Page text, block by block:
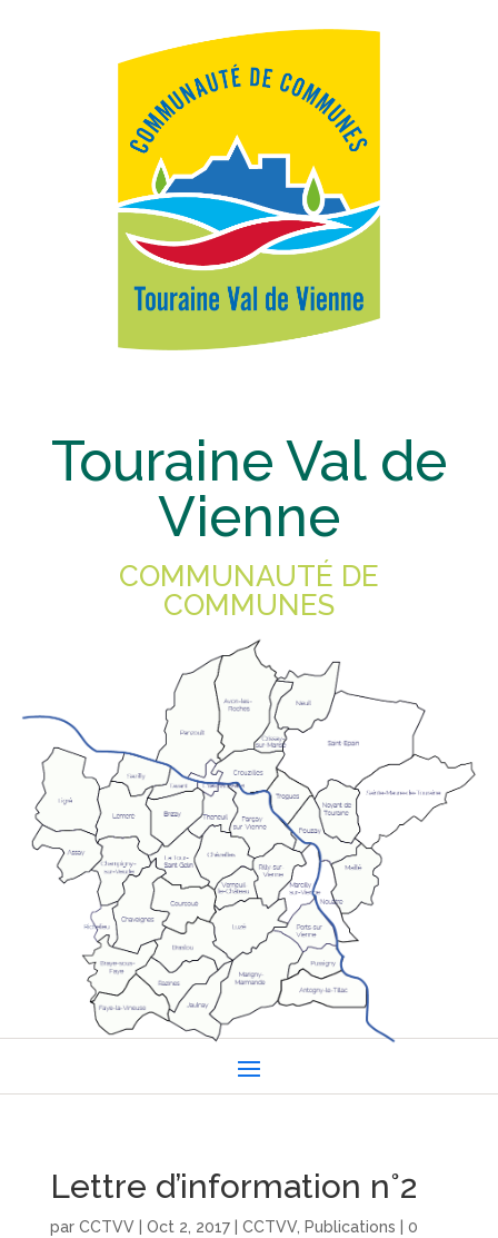
Touraine Val de
Vienne
COMMUNAUTÉ DE
COMMUNES
Lettre d’information n°2
par CCTVV| Oct 2, 2017| CCTVV, Publications
0